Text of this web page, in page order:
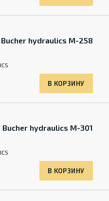
Bucher hydraulics M-258
В КОРЗИНУ
Bucher hydraulics M-301
В КОРЗИНУ